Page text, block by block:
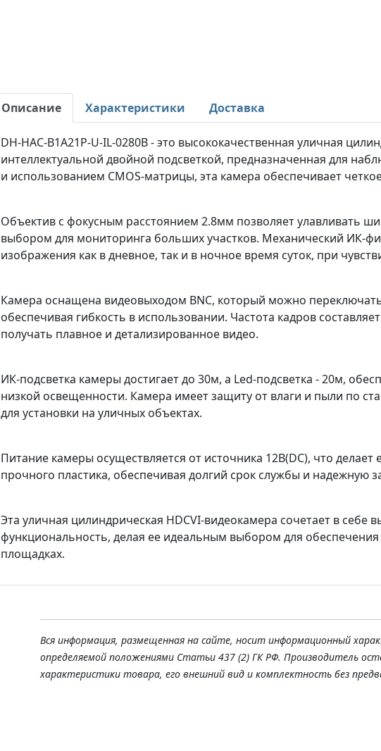
Описание Характеристики Доставка
DH-HAC-B1A21P-U-IL-0280B - это высококачественная уличная
интеллектуальной двойной подсветкой, предназначенная для
и использованием CMOS-матрицы, эта камера обеспечивает
Объектив с фокусным расстоянием 2.8мм позволяет улавливать
выбором для мониторинга больших участков. Механический ИК-
изображения как в дневное, так и в ночное время суток, при
Камера оснащена видеовыходом BNC, который можно
обеспечивая гибкость в использовании. Частота кадров
получать плавное и детализированное видео.
ИК-подсветка камеры достигает до 30м, а Led-подсветка - 20м,
низкой освещенности. Камера имеет защиту от влаги и пыли по
для установки на уличных объектах.
Питание камеры осуществляется от источника 12В(DC), что
прочного пластика, обеспечивая долгий срок службы и надежную
Эта уличная цилиндрическая HDCVI-видеокамера сочетает в себе
функциональность, делая ее идеальным выбором для
площадках.
Вся информация, размещенная на сайте, носит информационный
определяемой положениями Статьи 437 (2) ГК РФ. Производитель
характеристики товара, его внешний вид и комплектность без